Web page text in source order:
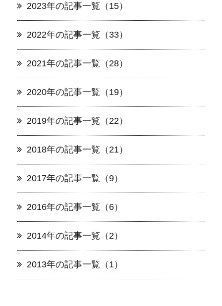
2023年の記事一覧（15）
2022年の記事一覧（33）
2021年の記事一覧（28）
2020年の記事一覧（19）
2019年の記事一覧（22）
2018年の記事一覧（21）
2017年の記事一覧（9）
2016年の記事一覧（6）
2014年の記事一覧（2）
2013年の記事一覧（1）